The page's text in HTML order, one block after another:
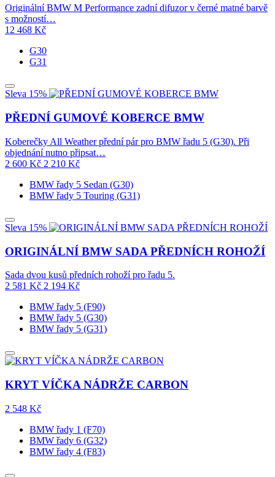
Originální BMW M Performance zadní difuzor v černé matné barvě
s možností…
12 468 Kč
G30
G31
Sleva 15%
PŘEDNÍ GUMOVÉ KOBERCE BMW
Koberečky All Weather přední pár pro BMW řadu 5 (G30). Při
objednání nutno připsat…
2 600 Kč 2 210 Kč
BMW řady 5 Sedan (G30)
BMW řady 5 Touring (G31)
Sleva 15%
ORIGINÁLNÍ BMW SADA PŘEDNÍCH ROHOŽÍ
Sada dvou kusů předních rohoží pro řadu 5.
2 581 Kč 2 194 Kč
BMW řady 5 (F90)
BMW řady 5 (G30)
BMW řady 5 (G31)
KRYT VÍČKA NÁDRŽE CARBON
2 548 Kč
BMW řady 1 (F70)
BMW řady 6 (G32)
BMW řady 4 (F83)